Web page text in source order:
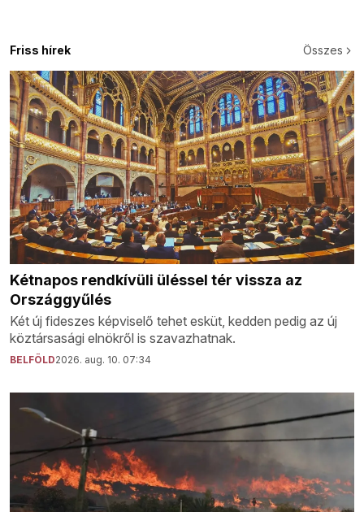
Friss hírek Összes
Kétnapos rendkívüli üléssel tér vissza az
Országgyűlés
Két új fideszes képviselő tehet esküt, kedden pedig az új
köztársasági elnökről is szavazhatnak.
BELFÖLD2026. aug. 10. 07:34